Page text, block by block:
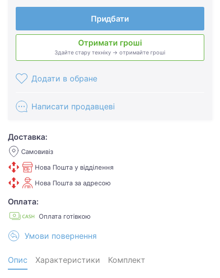
Придбати
Отримати гроші
Здайте стару техніку → отримайте гроші
Додати в обране
Написати продавцеві
Доставка:
Самовивіз
Нова Пошта у відділення
Нова Пошта за адресою
Оплата:
Оплата готівкою
Умови повернення
Опис Характеристики Комплект